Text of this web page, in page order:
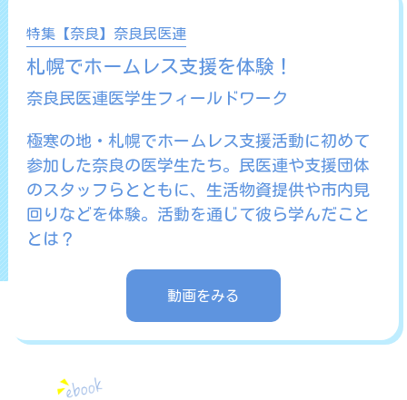
特集【奈良】奈良民医連
札幌でホームレス支援を体験！
奈良民医連医学生フィールドワーク
極寒の地・札幌でホームレス支援活動に初めて
参加した奈良の医学生たち。民医連や支援団体
のスタッフらとともに、生活物資提供や市内見
回りなどを体験。活動を通じて彼ら学んだこと
とは？
動画をみる